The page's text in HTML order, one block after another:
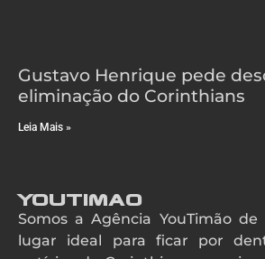
Gustavo Henrique pede
eliminação do Corinthians
Leia Mais »
YouTimao
Somos a Agência YouTimão de
lugar ideal para ficar por